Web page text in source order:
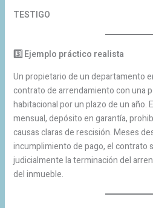
TESTIGO
3️Ejemplo práctico realista
Un propietario de un departamento
contrato de arrendamiento con una
habitacional por un plazo de un año.
mensual, depósito en garantía,
causas claras de rescisión. Meses
incumplimiento de pago, el contrato
judicialmente la terminación del
del inmueble.